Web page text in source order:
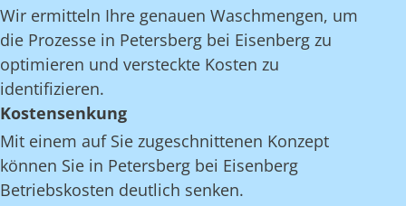
Wir ermitteln Ihre genauen Waschmengen, um
die Prozesse in Petersberg bei Eisenberg zu
optimieren und versteckte Kosten zu
identifizieren.
Kostensenkung
Mit einem auf Sie zugeschnittenen Konzept
können Sie in Petersberg bei Eisenberg
Betriebskosten deutlich senken.